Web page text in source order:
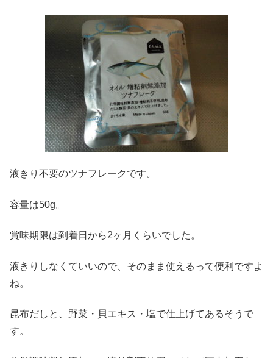
液きり不要のツナフレークです。
容量は50g。
賞味期限は到着日から2ヶ月くらいでした。
液きりしなくていいので、そのまま使えるって便利ですよ
ね。
昆布だしと、野菜・貝エキス・塩で仕上げてあるそうで
す。